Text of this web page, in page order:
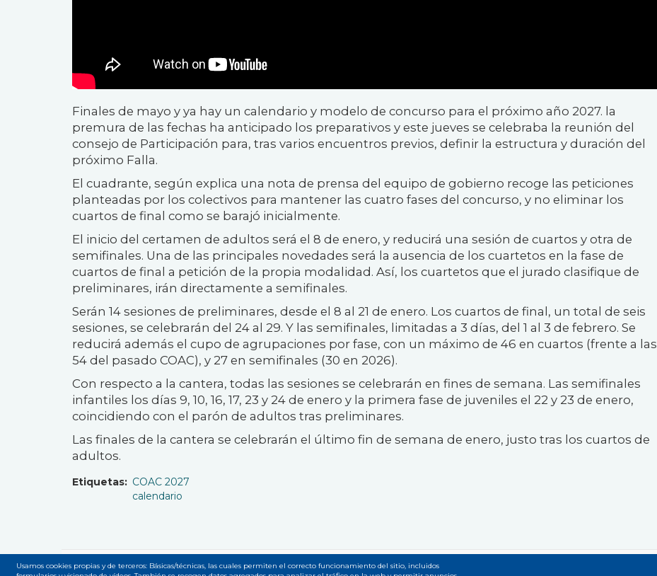
Finales de mayo y ya hay un calendario y modelo de concurso para el próximo año 2027. la
premura de las fechas ha anticipado los preparativos y este jueves se celebraba la reunión del
consejo de Participación para, tras varios encuentros previos, definir la estructura y duración del
próximo Falla.
El cuadrante, según explica una nota de prensa del equipo de gobierno recoge las peticiones
planteadas por los colectivos para mantener las cuatro fases del concurso, y no eliminar los
cuartos de final como se barajó inicialmente.
El inicio del certamen de adultos será el 8 de enero, y reducirá una sesión de cuartos y otra de
semifinales. Una de las principales novedades será la ausencia de los cuartetos en la fase de
cuartos de final a petición de la propia modalidad. Así, los cuartetos que el jurado clasifique de
preliminares, irán directamente a semifinales.
Serán 14 sesiones de preliminares, desde el 8 al 21 de enero. Los cuartos de final, un total de seis
sesiones, se celebrarán del 24 al 29. Y las semifinales, limitadas a 3 días, del 1 al 3 de febrero. Se
reducirá además el cupo de agrupaciones por fase, con un máximo de 46 en cuartos (frente a las
54 del pasado COAC), y 27 en semifinales (30 en 2026).
Con respecto a la cantera, todas las sesiones se celebrarán en fines de semana. Las semifinales
infantiles los días 9, 10, 16, 17, 23 y 24 de enero y la primera fase de juveniles el 22 y 23 de enero,
coincidiendo con el parón de adultos tras preliminares.
Las finales de la cantera se celebrarán el último fin de semana de enero, justo tras los cuartos de
adultos.
Etiquetas
COAC 2027
calendario
Usamos cookies propias y de terceros: Básicas/técnicas, las cuales permiten el correcto funcionamiento del sitio, incluidos